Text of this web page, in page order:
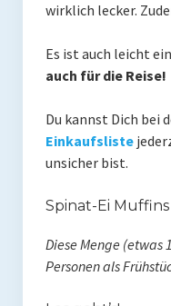
Snacks
Suppen
Shop
Ebooks To Go
Videos
Podcasts
Reviews
Produkttest
wirklich lecker.
Es ist auch leicht
auch für die Reise!
Du kannst Dich bei
Einkaufsliste
unsicher bist.
Spinat-Ei Muffins
Diese Menge (etwas
Personen als